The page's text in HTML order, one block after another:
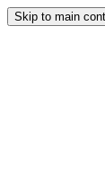
Skip to main